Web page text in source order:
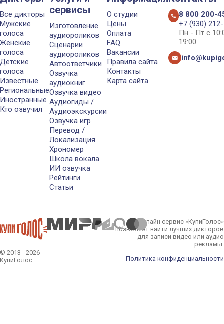
Все дикторы
Мужские
голоса
Женские
голоса
Детские
голоса
Известные
Региональные
Иностранные
Кто озвучил
сервисы
Изготовление
аудиороликов
Сценарии
аудиороликов
Автоответчики
Озвучка
аудиокниг
Озвучка видео
Аудиогиды /
Аудиоэкскурсии
Озвучка игр
Перевод /
Локализация
Хрономер
Школа вокала
ИИ озвучка
Рейтинги
Статьи
О студии
Цены
Оплата
FAQ
Вакансии
Правила сайта
Контакты
Карта сайта
8 800 200-
+7 (930)
Пн - Пт с
19:00
© 2013 - 2026
КупиГолос
Онлайн сервис «КупиГолос»
позволяет найти лучших дикторов
для записи видео или аудио
рекламы.
Политика конфиденциальности